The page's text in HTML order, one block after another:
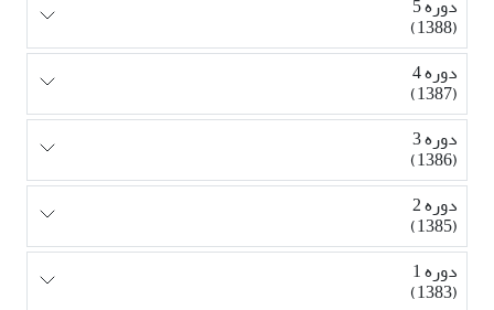
(1388)
دوره 4
(1387)
دوره 3
(1386)
دوره 2
(1385)
دوره 1
(1383)